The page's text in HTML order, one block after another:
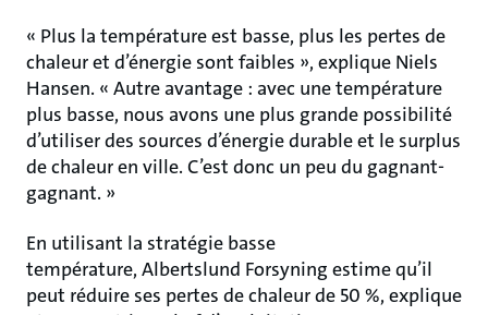
« Plus la température est basse, plus les pertes de
chaleur et d’énergie sont faibles », explique Niels
Hansen. « Autre avantage : avec une température
plus basse, nous avons une plus grande possibilité
d’utiliser des sources d’énergie durable et le surplus
de chaleur en ville. C’est donc un peu du gagnant-
gagnant. »
En utilisant la stratégie basse
température, Albertslund Forsyning estime qu’il
peut réduire ses pertes de chaleur de 50 %, explique